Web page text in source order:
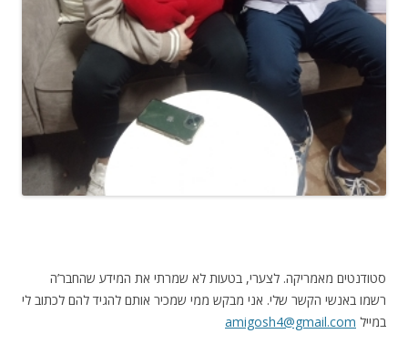
סטודנטים מאמריקה. לצערי, בטעות לא שמרתי את המידע שהחבר’ה
רשמו באנשי הקשר שלי. אני מבקש ממי שמכיר אותם להגיד להם לכתוב לי
במייל amigosh4@gmail.com